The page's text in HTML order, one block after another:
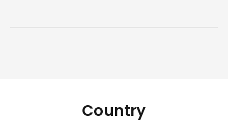
Country